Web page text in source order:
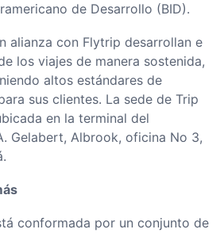
de Desarrollo (BID).
alianza con Flytrip desarrollan e
los viajes de manera sostenida,
altos estándares de
sus clientes. La sede de Trip
en la terminal del
Gelabert, Albrook, oficina No 3,
conformada por un conjunto de